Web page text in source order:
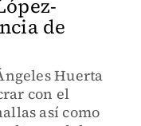
de
Huerta
con el
así como